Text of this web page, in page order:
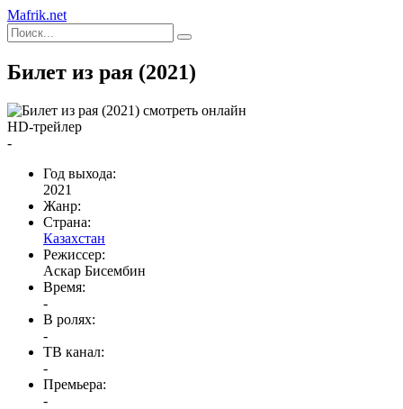
Mafrik.net
Билет из рая (2021)
HD-трейлер
-
Год выхода:
2021
Жанр:
Страна:
Казахстан
Режиссер:
Аскар Бисембин
Время:
-
В ролях:
-
ТВ канал:
-
Премьера:
-